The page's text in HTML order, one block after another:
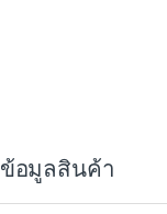
ข้อมูลสินค้า